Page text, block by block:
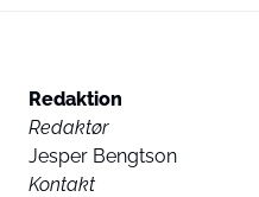
Redaktion
Redaktør
Jesper Bengtson
Kontakt